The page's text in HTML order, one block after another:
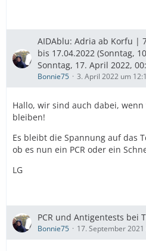
AIDAblu: Adria ab Korfu |
bis 17.04.2022 (Sonntag,
Sonntag, 17. April 2022,
Bonnie75 3. April 2022 um
Hallo, wir sind auch dabei,
bleiben!
Es bleibt die Spannung auf das
ob es nun ein PCR oder ein
LG
PCR und Antigentests bei
Bonnie75 17. September